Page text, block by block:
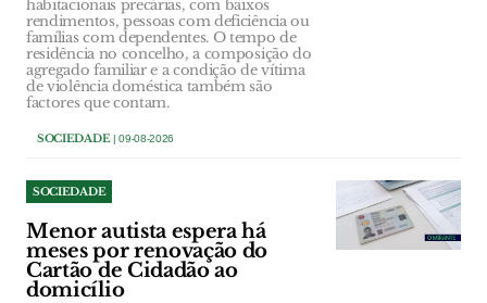
habitacionais precárias, com baixos
rendimentos, pessoas com deficiência ou
famílias com dependentes. O tempo de
residência no concelho, a composição do
agregado familiar e a condição de vítima
de violência doméstica também são
factores que contam.
SOCIEDADE| 09-08-2026
SOCIEDADE
Menor autista espera há
meses por renovação do
Cartão de Cidadão ao
domicílio